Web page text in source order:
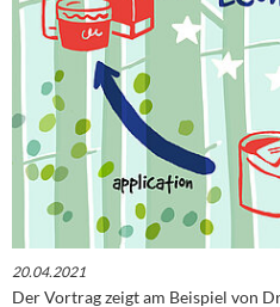
20.04.2021
Der Vortrag zeigt am Beispiel von